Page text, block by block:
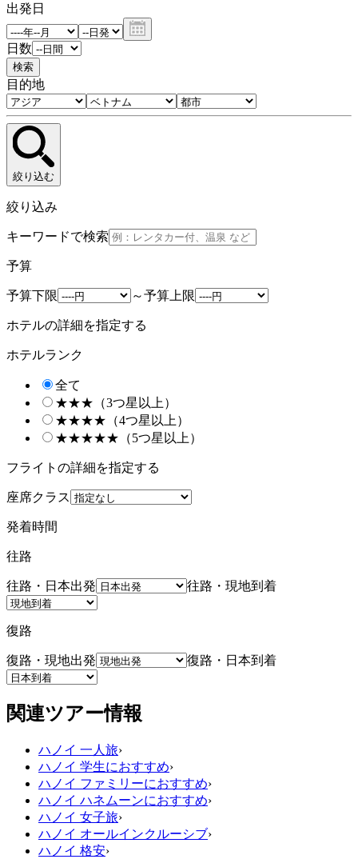
出発日
日数
検索
目的地
絞り込む
絞り込み
キーワードで検索
予算
予算下限 ～予算上限
ホテルの詳細を指定する
ホテルランク
全て
★★★（3つ星以上）
★★★★（4つ星以上）
★★★★★（5つ星以上）
フライトの詳細を指定する
座席クラス
発着時間
往路
往路・日本出発 往路・現地到着
復路
復路・現地出発 復路・日本到着
関連ツアー情報
ハノイ 一人旅›
ハノイ 学生におすすめ›
ハノイ ファミリーにおすすめ›
ハノイ ハネムーンにおすすめ›
ハノイ 女子旅›
ハノイ オールインクルーシブ›
ハノイ 格安›